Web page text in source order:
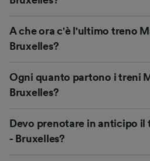
A che ora c'è l'ultimo treno
Bruxelles?
Ogni quanto partono i treni
Bruxelles?
Devo prenotare in anticipo il
- Bruxelles?